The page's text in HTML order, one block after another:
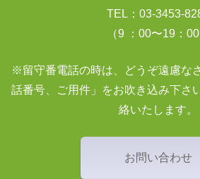
TEL：03-3453-
（9 ：00〜19：00
※留守番電話の時は、どうぞ遠慮な
話番号、ご用件」をお吹き込み下さ
絡いたします。
お問い合わせ